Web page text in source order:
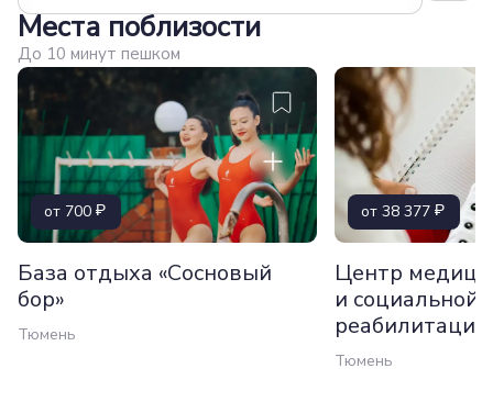
Места поблизости
До 10 минут пешком
от 700
База отдыха «Сосновый
бор»
Тюмень
от 38 377
Центр
и социальной
Тюмень